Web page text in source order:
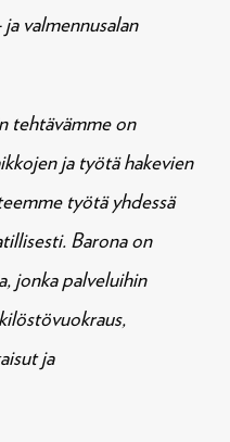
valmennusalan
tehtävämme on
ja työtä hakevien
työtä yhdessä
Barona on
jonka palveluihin
ja